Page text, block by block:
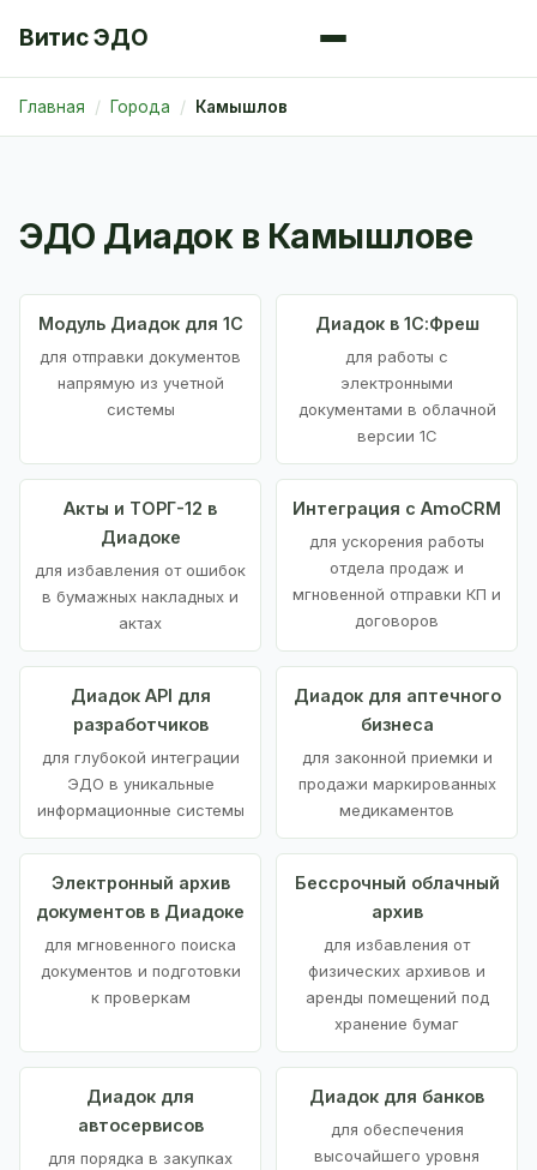
Витис ЭДО
Главная Города Камышлов
ЭДО Диадок в Камышлове
Модуль Диадок для 1С
для отправки документов
напрямую из учетной
системы
Диадок в 1С:Фреш
для работы с
электронными
документами в облачной
версии 1С
Акты и ТОРГ-12 в
Диадоке
для избавления от ошибок
в бумажных накладных и
актах
Интеграция с AmoCRM
для ускорения работы
отдела продаж и
мгновенной отправки КП и
договоров
Диадок API для
разработчиков
для глубокой интеграции
ЭДО в уникальные
информационные системы
Диадок для аптечного
бизнеса
для законной приемки и
продажи маркированных
медикаментов
Электронный архив
документов в Диадоке
для мгновенного поиска
документов и подготовки
к проверкам
Бессрочный облачный
архив
для избавления от
физических архивов и
аренды помещений под
хранение бумаг
Диадок для
автосервисов
для порядка в закупках
Диадок для банков
для обеспечения
высочайшего уровня